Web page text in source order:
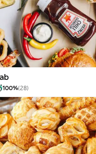
100%(28)